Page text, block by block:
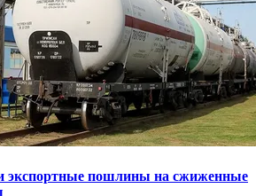
экспортные пошлины на сжиженные